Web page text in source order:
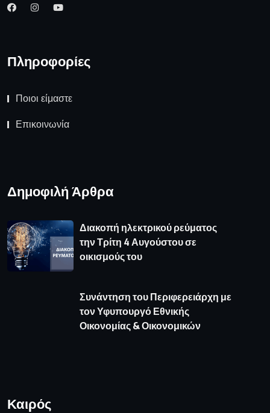
Πληροφορίες
Ποιοι είμαστε
Επικοινωνία
Δημοφιλή Άρθρα
Διακοπή ηλεκτρικού ρεύματος
την Τρίτη 4 Αυγούστου σε
οικισμούς του
Συνάντηση του Περιφερειάρχη με
τον Υφυπουργό Εθνικής
Οικονομίας & Οικονομικών
Καιρός